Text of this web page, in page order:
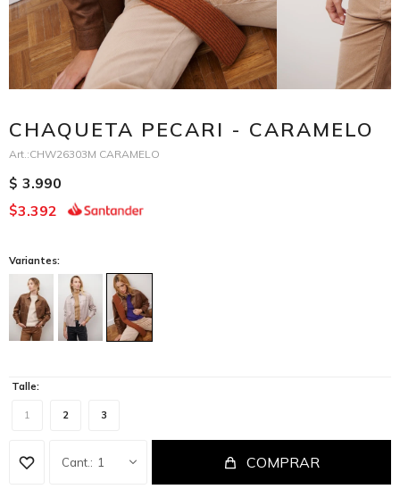
CHAQUETA PECARI - CARAMELO
CHW26303M CARAMELO
$ 3.990
$3.392
Variantes:
Talle:
1 2 3
1 COMPRAR